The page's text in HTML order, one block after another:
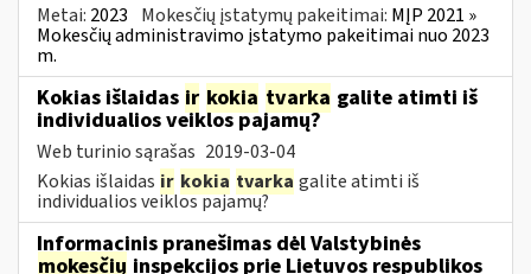
Metai: 2023 Mokesčių įstatymų pakeitimai: MĮP 2021 »
Mokesčių administravimo įstatymo pakeitimai nuo 2023
m.
Kokias išlaidas ir kokia tvarka galite atimti iš
individualios veiklos pajamų?
Web turinio sąrašas 2019-03-04
Kokias išlaidas ir kokia tvarka galite atimti iš
individualios veiklos pajamų?
Informacinis pranešimas dėl Valstybinės
mokesčių inspekcijos prie Lietuvos respublikos